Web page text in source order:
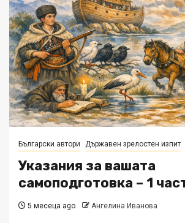
Български автори Държавен зрелостен изпит
Указания за вашата
самоподготовка – 1
5 месеца ago Ангелина Иванова